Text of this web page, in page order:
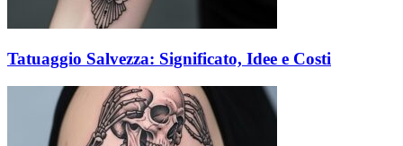
Tatuaggio Salvezza: Significato, Idee e Costi